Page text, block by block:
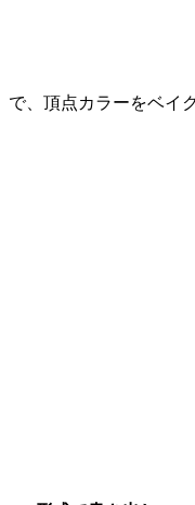
で、頂点カラーをベイ